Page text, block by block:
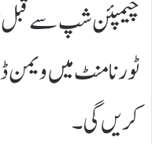
چیمپئن شپ سے قبل
ٹورنامنٹ میں
کریں گی۔